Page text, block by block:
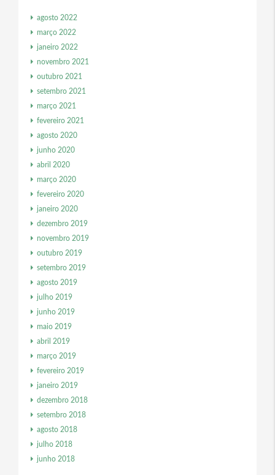
agosto 2022
março 2022
janeiro 2022
novembro 2021
outubro 2021
setembro 2021
março 2021
fevereiro 2021
agosto 2020
junho 2020
abril 2020
março 2020
fevereiro 2020
janeiro 2020
dezembro 2019
novembro 2019
outubro 2019
setembro 2019
agosto 2019
julho 2019
junho 2019
maio 2019
abril 2019
março 2019
fevereiro 2019
janeiro 2019
dezembro 2018
setembro 2018
agosto 2018
julho 2018
junho 2018